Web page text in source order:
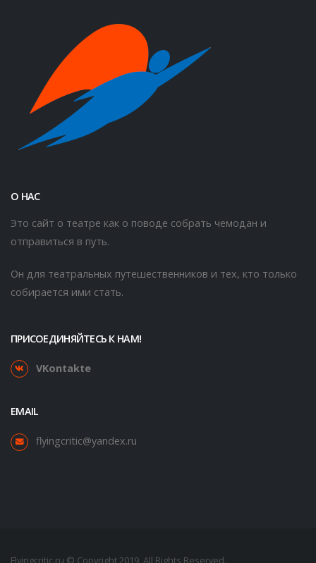
О НАС
Это сайт о театре как о поводе собрать чемодан и
отправиться в путь.
Он для театральных путешественников и тех, кто только
собирается ими стать.
ПРИСОЕДИНЯЙТЕСЬ К НАМ!
VKontakte
EMAIL
flyingcritic@yandex.ru
Flyingcritic.ru © Copyright 2019. All Rights Reserved.